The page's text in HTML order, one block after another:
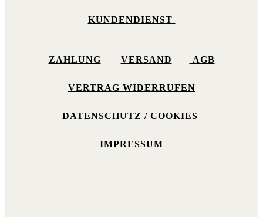
KUNDENDIENST
ZAHLUNG VERSAND AGB
VERTRAG WIDERRUFEN
DATENSCHUTZ / COOKIES
IMPRESSUM